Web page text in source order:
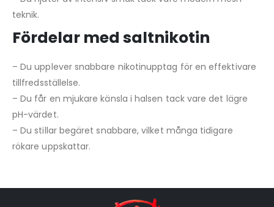
teknik.
Fördelar med saltnikotin
– Du upplever snabbare nikotinupptag för en effektivare
tillfredsställelse.
– Du får en mjukare känsla i halsen tack vare det lägre
pH-värdet.
– Du stillar begäret snabbare, vilket många tidigare
rökare uppskattar.